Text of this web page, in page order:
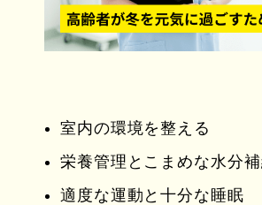
室内の環境を整える
栄養管理とこまめな水分
適度な運動と十分な睡眠